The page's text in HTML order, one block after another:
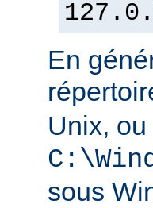
En
Unix, ou
sous